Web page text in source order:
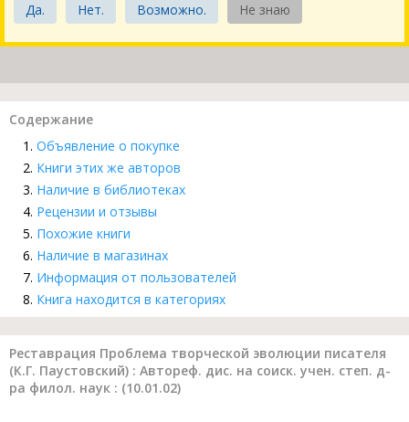
Да. Нет. Возможно. Не знаю
Содержание
Объявление о покупке
Книги этих же авторов
Наличие в библиотеках
Рецензии и отзывы
Похожие книги
Наличие в магазинах
Информация от пользователей
Книга находится в категориях
Реставрация Проблема творческой эволюции писателя
(К.Г. Паустовский) : Автореф. дис. на соиск. учен. степ. д-
ра филол. наук : (10.01.02)